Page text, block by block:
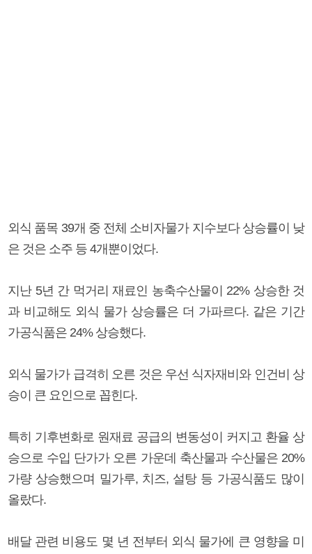
외식 품목 39개 중 전체 소비자물가 지수보다 상승률이 낮
은 것은 소주 등 4개뿐이었다.
지난 5년 간 먹거리 재료인 농축수산물이 22% 상승한 것
과 비교해도 외식 물가 상승률은 더 가파르다. 같은 기간
가공식품은 24% 상승했다.
외식 물가가 급격히 오른 것은 우선 식자재비와 인건비 상
승이 큰 요인으로 꼽힌다.
특히 기후변화로 원재료 공급의 변동성이 커지고 환율 상
승으로 수입 단가가 오른 가운데 축산물과 수산물은 20%
가량 상승했으며 밀가루, 치즈, 설탕 등 가공식품도 많이
올랐다.
배달 관련 비용도 몇 년 전부터 외식 물가에 큰 영향을 미